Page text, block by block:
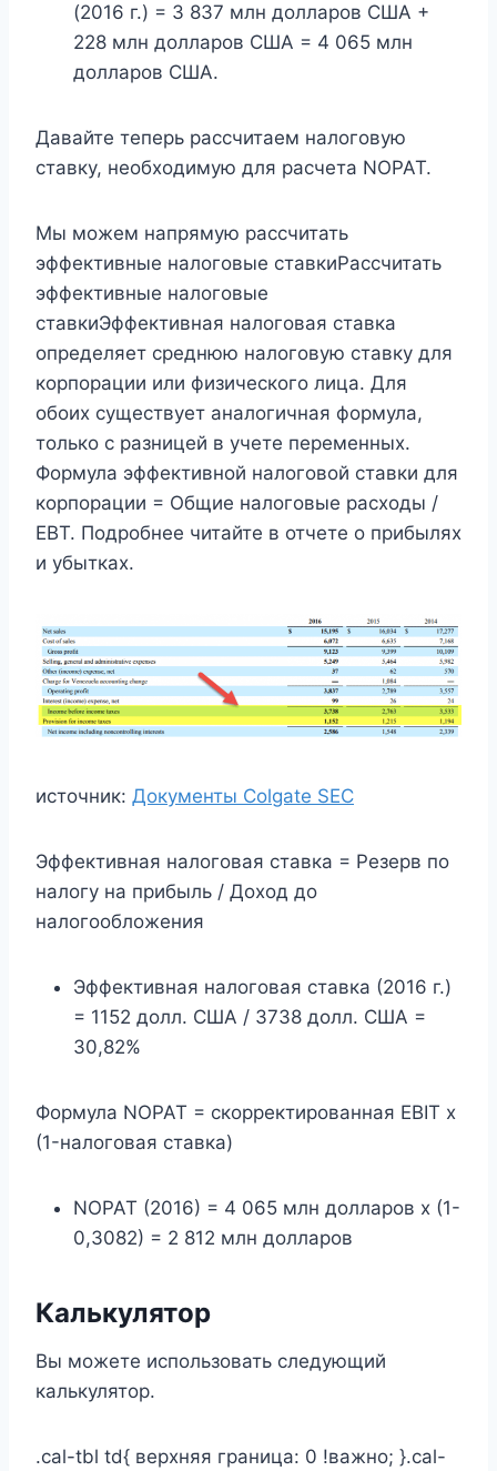
(2016 г.) = 3 837 млн ​​долларов США +
228 млн долларов США = 4 065 млн
долларов США.
Давайте теперь рассчитаем налоговую
ставку, необходимую для расчета NOPAT.
Мы можем напрямую рассчитать
эффективные налоговые ставкиРассчитать
эффективные налоговые
ставкиЭффективная налоговая ставка
определяет среднюю налоговую ставку для
корпорации или физического лица. Для
обоих существует аналогичная формула,
только с разницей в учете переменных.
Формула эффективной налоговой ставки для
корпорации = Общие налоговые расходы /
EBT. Подробнее читайте в отчете о прибылях
и убытках.
источник: Документы Colgate SEC
Эффективная налоговая ставка = Резерв по
налогу на прибыль / Доход до
налогообложения
Эффективная налоговая ставка (2016 г.)
= 1152 долл. США / 3738 долл. США =
30,82%
Формула NOPAT = скорректированная EBIT x
(1-налоговая ставка)
NOPAT (2016) = 4 065 млн долларов x (1-
0,3082) = 2 812 млн долларов
Калькулятор
Вы можете использовать следующий
калькулятор.
.cal-tbl td{ верхняя граница: 0 !важно; }.cal-